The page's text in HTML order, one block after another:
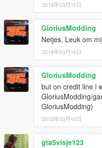
2018年03月15日
GloriusModding
Netjes, Leuk om
2018年03月16日
GloriusModding
but on credit line i
GloriusModding/
GloriusModding)
2018年03月16日
gta5visje123